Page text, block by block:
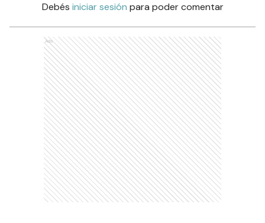
Debés iniciar sesión para poder comentar
Ads